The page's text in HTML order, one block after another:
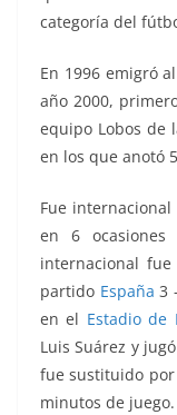
categoría del
En 1996 emigró
año 2000,
equipo Lobos de
en los que anotó
Fue internacional
en 6
internacional
partido España 3
en el Estadio de
Luis Suárez y
fue sustituido por
minutos de juego.